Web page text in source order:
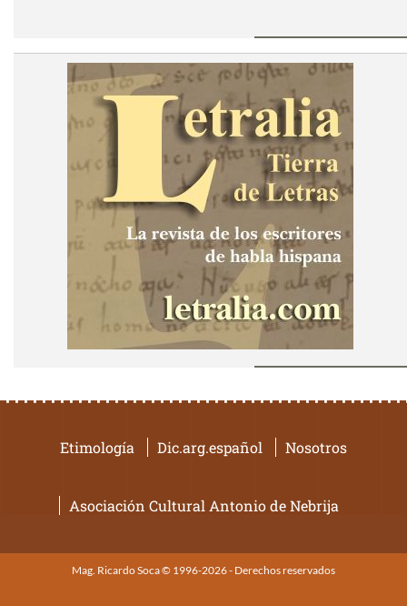
Etimología Dic.arg.español Nosotros
Asociación Cultural Antonio de Nebrija
Mag. Ricardo Soca © 1996-2026 - Derechos reservados